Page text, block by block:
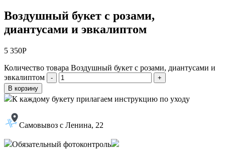
Воздушный букет с розами,
диантусами и эвкалиптом
5 350Р
Количество товара Воздушный букет с розами, диантусами и
эвкалиптом
-
+
В корзину
К каждому букету прилагаем инструкцию по уходу
Самовывоз с Ленина, 22
Обязательный фотоконтроль